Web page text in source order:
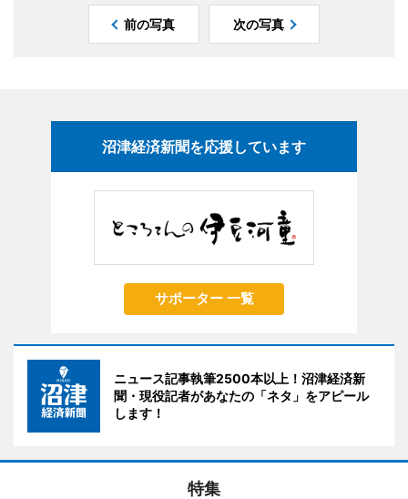
前の写真 次の写真
沼津経済新聞を応援しています
サポーター 一覧
ニュース記事執筆2500本以上！沼津経済新
聞・現役記者があなたの「ネタ」をアピール
します！
特集